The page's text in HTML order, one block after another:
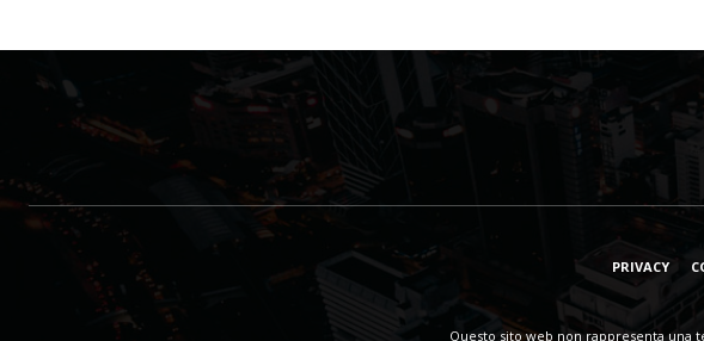
PRIVACY
Questo sito web non rappresenta una